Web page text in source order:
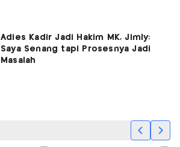
Adies Kadir Jadi Hakim MK, Jimly:
Saya Senang tapi Prosesnya Jadi
Masalah